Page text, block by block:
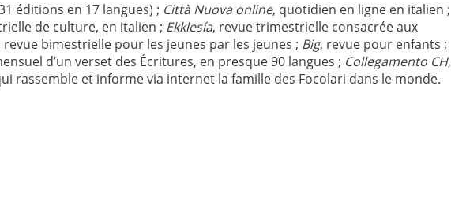
éditions en 17 langues) ; Città Nuova online, quotidien en ligne en italien ;
de culture, en italien ; Ekklesía, revue trimestrielle consacrée aux
revue bimestrielle pour les jeunes par les jeunes ; Big, revue pour enfants ;
d’un verset des Écritures, en presque 90 langues ; Collegamento CH,
rassemble et informe via internet la famille des Focolari dans le monde.